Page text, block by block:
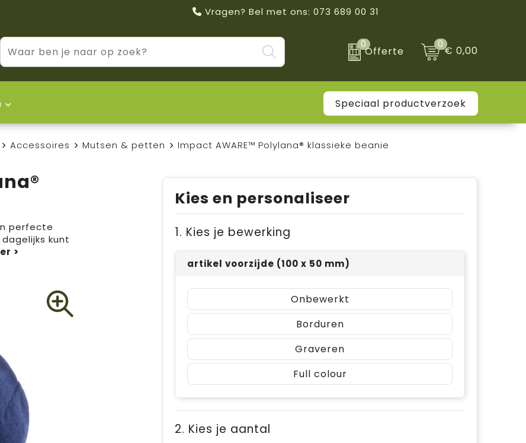
Vragen? Bel met ons: 073 689 00 31
0
Offerte
0€ 0,00
Speciaal productverzoek
Accessoires Mutsen & petten Impact AWARE™ Polylana® klassieke beanie
perfecte
kunt
Kies en personaliseer
1. Kies je bewerking
artikel voorzijde (100 x 50 mm)
Onbewerkt
Borduren
Graveren
Full colour
2. Kies je aantal